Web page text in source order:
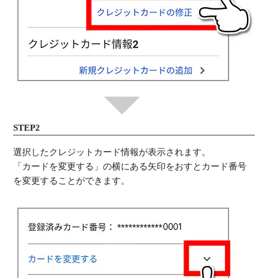
STEP2
選択したクレジットカード情報が表示されます。
「カードを変更する」の横にある矢印をおすとカード番号
を変更することができます。